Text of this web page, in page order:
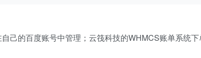
己的百度账号中管理；云筏科技的WHMCS账单系统下